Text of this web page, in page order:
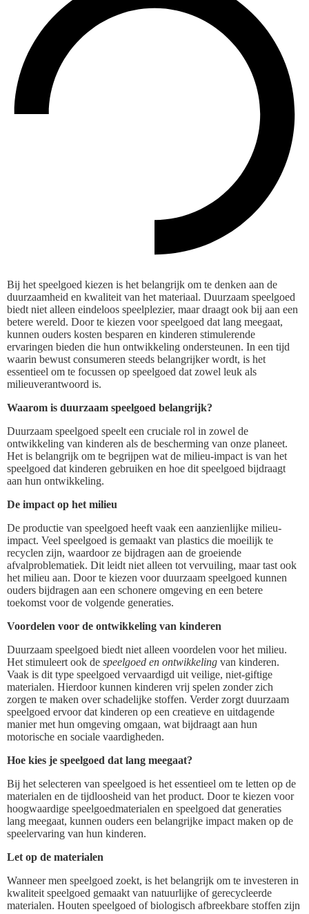
Bij het speelgoed kiezen is het belangrijk om te denken aan de
duurzaamheid en kwaliteit van het materiaal. Duurzaam speelgoed
biedt niet alleen eindeloos speelplezier, maar draagt ook bij aan een
betere wereld. Door te kiezen voor speelgoed dat lang meegaat,
kunnen ouders kosten besparen en kinderen stimulerende
ervaringen bieden die hun ontwikkeling ondersteunen. In een tijd
waarin bewust consumeren steeds belangrijker wordt, is het
essentieel om te focussen op speelgoed dat zowel leuk als
milieuverantwoord is.
Waarom is duurzaam speelgoed belangrijk?
Duurzaam speelgoed speelt een cruciale rol in zowel de
ontwikkeling van kinderen als de bescherming van onze planeet.
Het is belangrijk om te begrijpen wat de milieu-impact is van het
speelgoed dat kinderen gebruiken en hoe dit speelgoed bijdraagt
aan hun ontwikkeling.
De impact op het milieu
De productie van speelgoed heeft vaak een aanzienlijke milieu-
impact. Veel speelgoed is gemaakt van plastics die moeilijk te
recyclen zijn, waardoor ze bijdragen aan de groeiende
afvalproblematiek. Dit leidt niet alleen tot vervuiling, maar tast ook
het milieu aan. Door te kiezen voor duurzaam speelgoed kunnen
ouders bijdragen aan een schonere omgeving en een betere
toekomst voor de volgende generaties.
Voordelen voor de ontwikkeling van kinderen
Duurzaam speelgoed biedt niet alleen voordelen voor het milieu.
Het stimuleert ook de speelgoed en ontwikkeling van kinderen.
Vaak is dit type speelgoed vervaardigd uit veilige, niet-giftige
materialen. Hierdoor kunnen kinderen vrij spelen zonder zich
zorgen te maken over schadelijke stoffen. Verder zorgt duurzaam
speelgoed ervoor dat kinderen op een creatieve en uitdagende
manier met hun omgeving omgaan, wat bijdraagt aan hun
motorische en sociale vaardigheden.
Hoe kies je speelgoed dat lang meegaat?
Bij het selecteren van speelgoed is het essentieel om te letten op de
materialen en de tijdloosheid van het product. Door te kiezen voor
hoogwaardige speelgoedmaterialen en speelgoed dat generaties
lang meegaat, kunnen ouders een belangrijke impact maken op de
speelervaring van hun kinderen.
Let op de materialen
Wanneer men speelgoed zoekt, is het belangrijk om te investeren in
kwaliteit speelgoed gemaakt van natuurlijke of gerecycleerde
materialen. Houten speelgoed of biologisch afbreekbare stoffen zijn